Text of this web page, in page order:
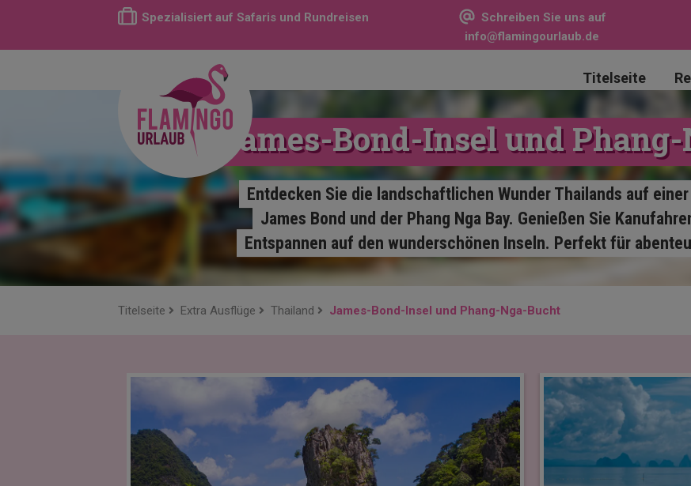
Spezialisiert auf Safaris und Rundreisen
Schreiben Sie uns auf
info@flamingourlaub.de
Titelseite
James-Bond-Insel und
Entdecken Sie die landschaftlichen Wunder Thailands auf
James Bond und der Phang Nga Bay. Genießen Sie
Entspannen auf den wunderschönen Inseln. Perfekt für
Titelseite Extra Ausflüge Thailand James-Bond-Insel und Phang-Nga-Bucht